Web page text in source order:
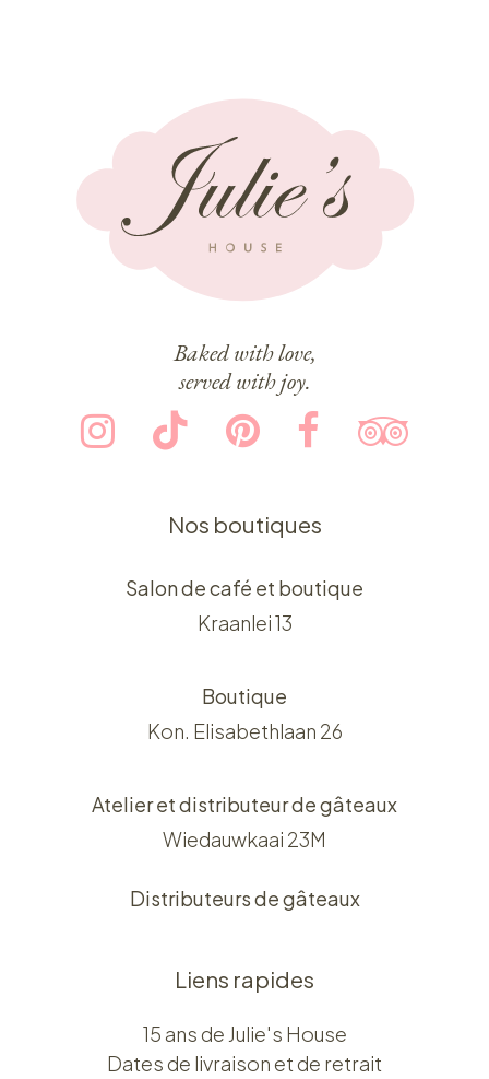
Baked with love,
served with joy.
Nos boutiques
Salon de café et boutique
Kraanlei 13
Boutique
Kon. Elisabethlaan 26
Atelier et distributeur de gâteaux
Wiedauwkaai 23M
Distributeurs de gâteaux
Liens rapides
15 ans de Julie's House
Dates de livraison et de retrait